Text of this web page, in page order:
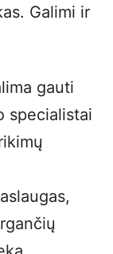
Galimi ir
gauti
specialistai